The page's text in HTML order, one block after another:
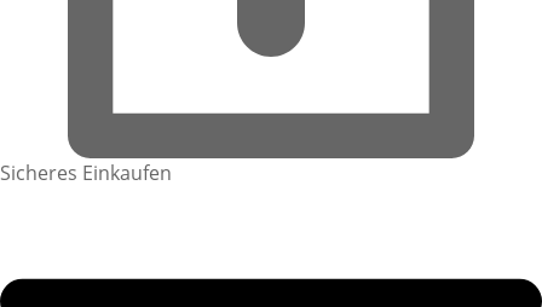
Sicheres Einkaufen